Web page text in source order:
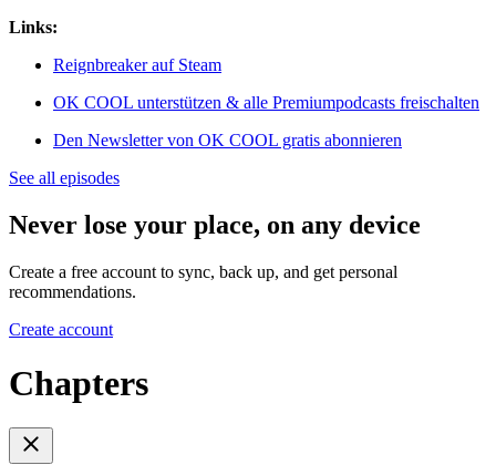
Links:
Reignbreaker auf Steam
OK COOL unterstützen & alle Premiumpodcasts freischalten
Den Newsletter von OK COOL gratis abonnieren
See all episodes
Never lose your place, on any device
Create a free account to sync, back up, and get personal
recommendations.
Create account
Chapters